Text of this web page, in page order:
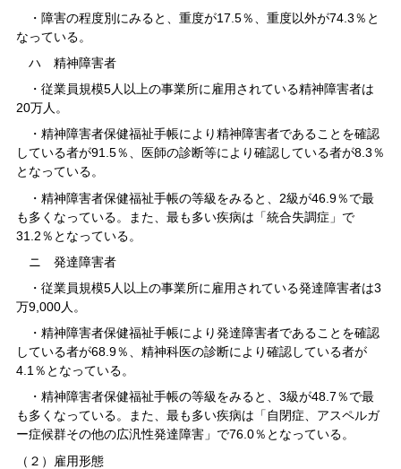
・障害の程度別にみると、重度が17.5％、重度以外が74.3％と
なっている。
ハ 精神障害者
・従業員規模5人以上の事業所に雇用されている精神障害者は
20万人。
・精神障害者保健福祉手帳により精神障害者であることを確認
している者が91.5％、医師の診断等により確認している者が8.3％
となっている。
・精神障害者保健福祉手帳の等級をみると、2級が46.9％で最
も多くなっている。また、最も多い疾病は「統合失調症」で
31.2％となっている。
ニ 発達障害者
・従業員規模5人以上の事業所に雇用されている発達障害者は3
万9,000人。
・精神障害者保健福祉手帳により発達障害者であることを確認
している者が68.9％、精神科医の診断により確認している者が
4.1％となっている。
・精神障害者保健福祉手帳の等級をみると、3級が48.7％で最
も多くなっている。また、最も多い疾病は「自閉症、アスペルガ
ー症候群その他の広汎性発達障害」で76.0％となっている。
（２）雇用形態